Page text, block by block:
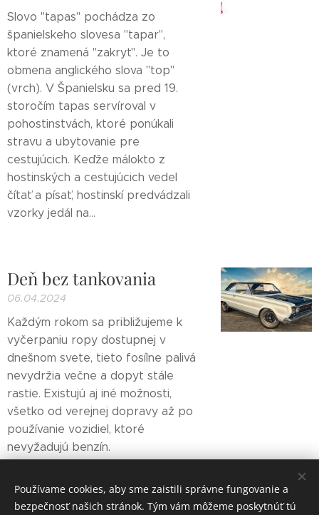
Slovo "tapas" pochádza zo
španielskeho slovesa "tapar",
ktoré znamená "zakryť". Je to
obmena anglického slova "top"
(vrch). V Španielsku sa pred 19.
storočím tapas servíroval v
pohostinstvách, ktoré ponúkali
stravu a ubytovanie pre
cestujúcich. Keďže málokto z
hostinských a cestujúcich vedel
čítať a písať, hostinskí predvádzali
vzorky jedál na...
Deň bez tankovania
06.04.2024
Každým rokom sa približujeme k
vyčerpaniu ropy dostupnej v
dnešnom svete, tieto fosílne palivá
nevydržia večne a dopyt stále
rastie. Existujú aj iné možnosti,
všetko od verejnej dopravy až po
používanie vozidiel, ktoré
nevyžadujú benzín.
Používame cookies, aby sme zaistili správne fungovanie a
bezpečnosť našich stránok. Tým vám môžeme poskytnúť tú